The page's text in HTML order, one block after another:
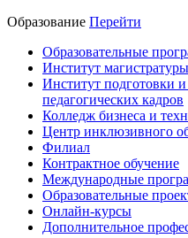
Образование Перейти
Образовательные
Институт магистратуры
Институт подготовки
педагогических кадров
Колледж бизнеса и
Центр инклюзивного
Филиал
Контрактное обучение
Международные
Образовательные
Онлайн-курсы
Дополнительное